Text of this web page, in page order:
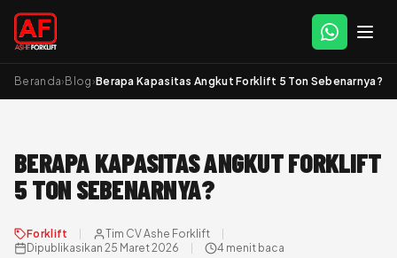
Beranda› Blog ›Berapa Kapasitas Angkut Forklift 5 Ton Sebenarnya?
BERAPA KAPASITAS ANGKUT FORKLIFT
5 TON SEBENARNYA?
Forklift
Tim CV Ashe Forklift
Dipublikasikan 25 Maret 2026
4 menit baca